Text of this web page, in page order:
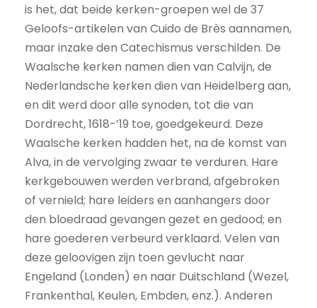
is het, dat beide kerken-groepen wel de 37
Geloofs-artikelen van Cuido de Brès aannamen,
maar inzake den Catechismus verschilden. De
Waalsche kerken namen dien van Calvijn, de
Nederlandsche kerken dien van Heidelberg aan,
en dit werd door alle synoden, tot die van
Dordrecht, 1618-’19 toe, goedgekeurd. Deze
Waalsche kerken hadden het, na de komst van
Alva, in de vervolging zwaar te verduren. Hare
kerkgebouwen werden verbrand, afgebroken
of vernield; hare leiders en aanhangers door
den bloedraad gevangen gezet en gedood; en
hare goederen verbeurd verklaard. Velen van
deze geloovigen zijn toen gevlucht naar
Engeland (Londen) en naar Duitschland (Wezel,
Frankenthal, Keulen, Embden, enz.). Anderen